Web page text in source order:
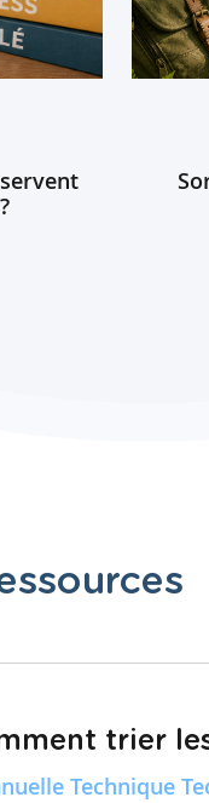
servent
trier
Technique